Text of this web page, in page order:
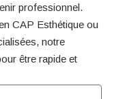
professionnel.
CAP Esthétique ou
notre
être rapide et